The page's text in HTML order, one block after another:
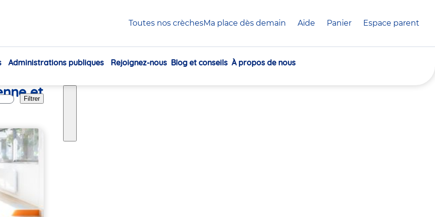
Toutes nos crèchesMa place dès demain Aide Panier crèche(s)
Espace parent
Navigation
Administrations publiques Rejoignez-nous Blog et conseils À propos de nous
Filtrer
et
30
30